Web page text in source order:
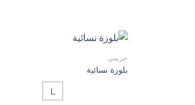
حريمي
بلوزة نسائية
L